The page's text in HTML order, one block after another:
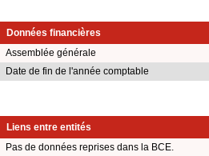
Données financières
Assemblée générale
Date de fin de l'année comptable
Liens entre entités
Pas de données reprises dans la BCE.